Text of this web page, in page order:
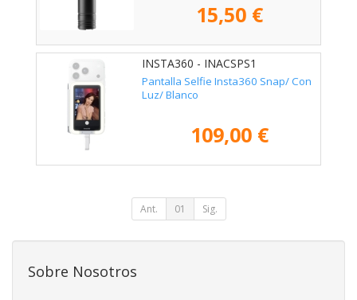
15,50 €
INSTA360 - INACSPS1
Pantalla Selfie Insta360 Snap/ Con
Luz/ Blanco
109,00 €
Ant. 01 Sig.
Sobre Nosotros